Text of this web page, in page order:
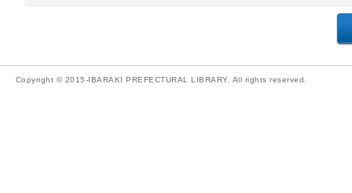
Copyright © 2015-IBARAKI PREFECTURAL LIBRARY. All rights reserved.